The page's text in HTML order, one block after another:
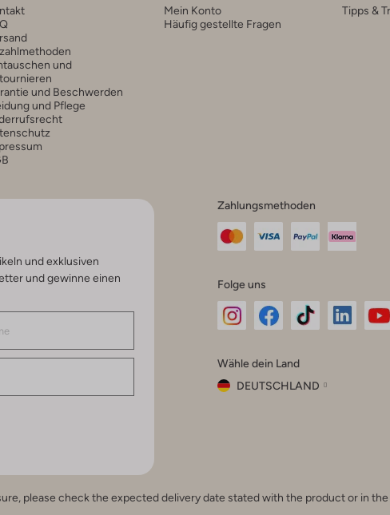
und
und Beschwerden
und Pflege
Mein Konto
Häufig gestellte Fragen
Tipps &
und exklusiven
und gewinne einen
Zahlungsmethoden
Folge uns
Instagram
Facebook
TikTok
Wähle dein Land
DEUTSCHLAND
Belgique
please check the expected delivery date stated with the product or in